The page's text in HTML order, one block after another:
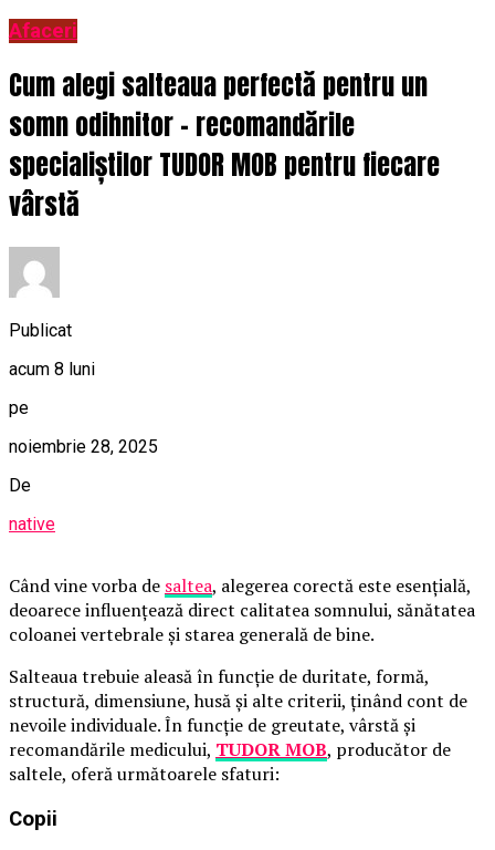
Afaceri
Cum alegi salteaua perfectă pentru un
somn odihnitor – recomandările
specialiștilor TUDOR MOB pentru fiecare
vârstă
Publicat
acum 8 luni
pe
noiembrie 28, 2025
De
native
Când vine vorba de saltea, alegerea corectă este esențială,
deoarece influențează direct calitatea somnului, sănătatea
coloanei vertebrale și starea generală de bine.
Salteaua trebuie aleasă în funcție de duritate, formă,
structură, dimensiune, husă și alte criterii, ținând cont de
nevoile individuale. În funcție de greutate, vârstă și
recomandările medicului, TUDOR MOB, producător de
saltele, oferă următoarele sfaturi:
Copii